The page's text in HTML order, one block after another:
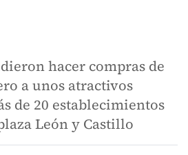
hacer compras de
a unos atractivos
de 20 establecimientos
León y Castillo